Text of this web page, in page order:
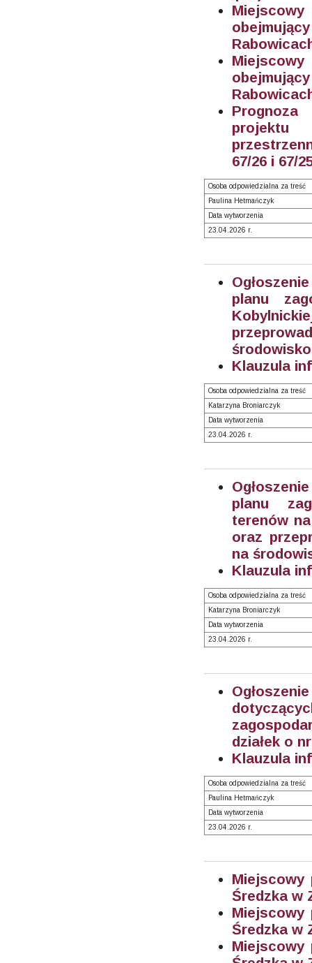
projektu
67/26 i 67/
Osoba odpowiedzialna za treść
Paulina Hetmańczyk
Data wytworzenia
23.04.2026 r.
planu
Klauzula
Osoba odpowiedzialna za treść
Katarzyna Broniarczyk
Data wytworzenia
23.04.2026 r.
planu
terenów
oraz
na
Klauzula
Osoba odpowiedzialna za treść
Katarzyna Broniarczyk
Data wytworzenia
23.04.2026 r.
działek o
Klauzula
Osoba odpowiedzialna za treść
Paulina Hetmańczyk
Data wytworzenia
23.04.2026 r.
Miejscowy
Średzka w
Miejscowy
Średzka w
Miejscowy